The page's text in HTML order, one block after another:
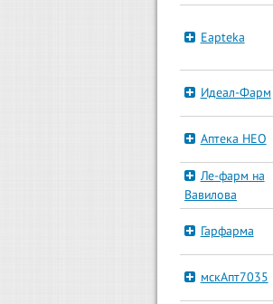
Eapteka
Идеал-Фарм
Аптека НЕО
Ле-фарм на
Вавилова
Гарфарма
мскАпт7035